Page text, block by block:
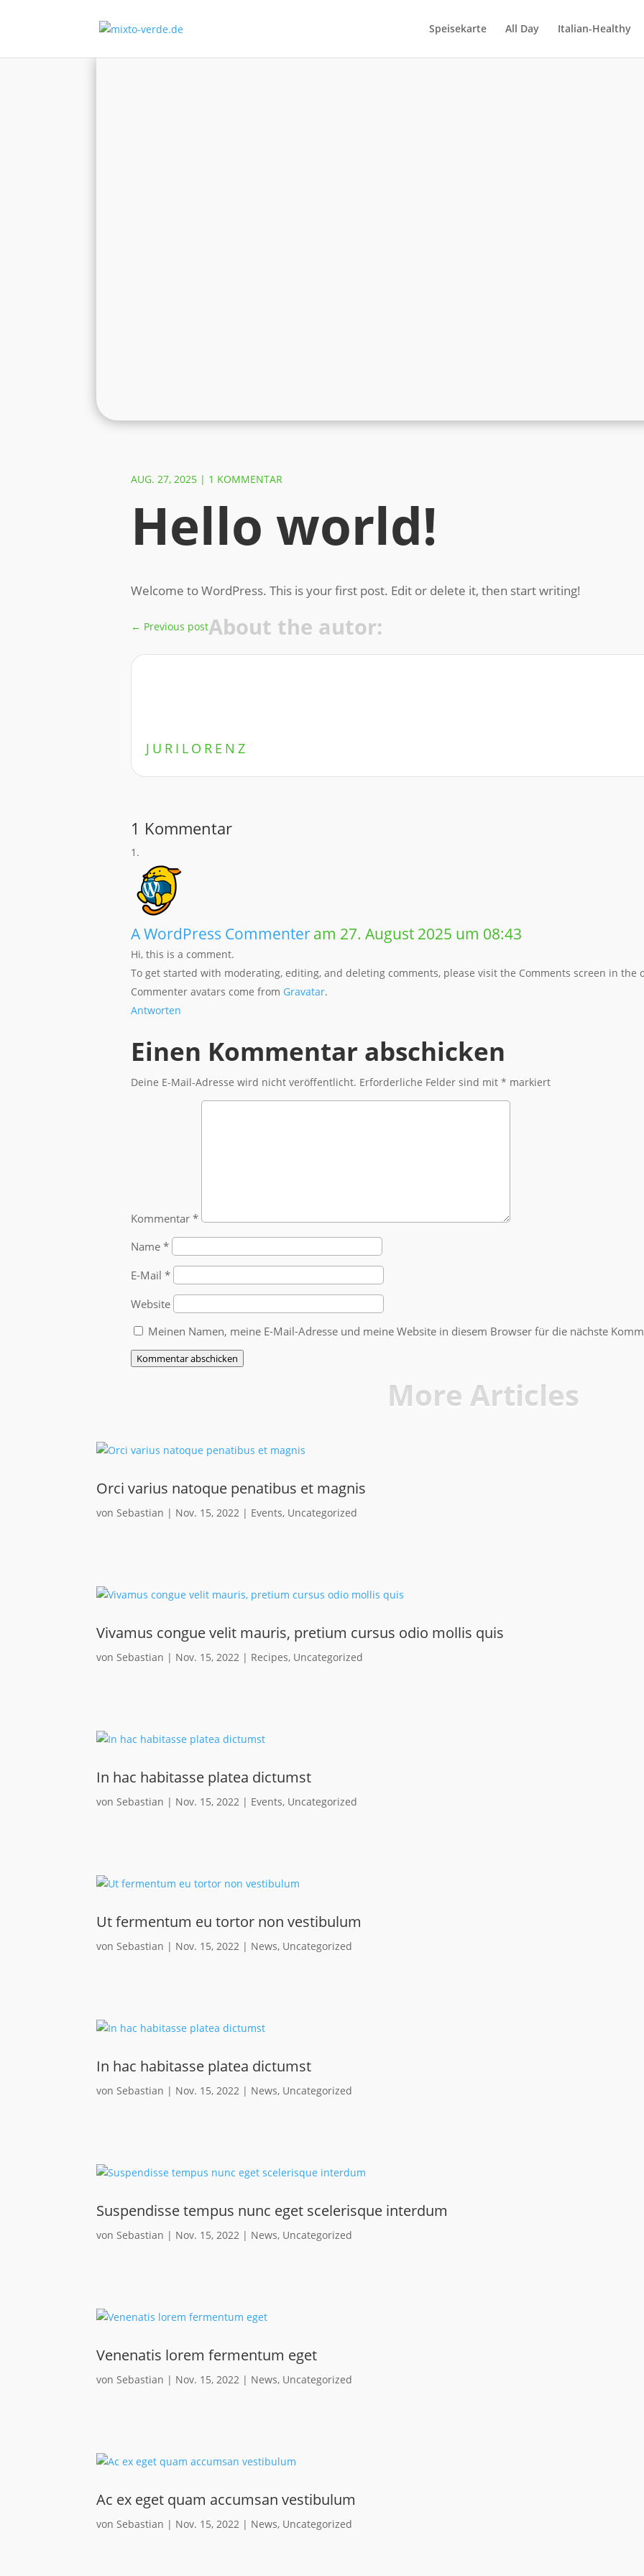
Speisekarte All Day Italian-Healthy
AUG. 27, 2025 | 1 KOMMENTAR
Hello world!
Welcome to WordPress. This is your first post. Edit or delete it, then start writing!
← Previous postAbout the autor:
JURILORENZ
1 Kommentar
A WordPress Commenteram 27. August 2025 um 08:43
Hi, this is a comment.
To get started with moderating, editing, and deleting comments, please visit the Comments screen in the
Commenter avatars come from Gravatar.
Antworten
Einen Kommentar abschicken
Deine E-Mail-Adresse wird nicht veröffentlicht. Erforderliche Felder sind mit * markiert
Kommentar *
Name *
E-Mail *
Website
Meinen Namen, meine E-Mail-Adresse und meine Website in diesem Browser für die nächste
Kommentar abschicken
More Articles
Orci varius natoque penatibus et magnis
von Sebastian | Nov. 15, 2022 | Events, Uncategorized
Vivamus congue velit mauris, pretium cursus odio mollis quis
von Sebastian | Nov. 15, 2022 | Recipes, Uncategorized
In hac habitasse platea dictumst
von Sebastian | Nov. 15, 2022 | Events, Uncategorized
Ut fermentum eu tortor non vestibulum
von Sebastian | Nov. 15, 2022 | News, Uncategorized
In hac habitasse platea dictumst
von Sebastian | Nov. 15, 2022 | News, Uncategorized
Suspendisse tempus nunc eget scelerisque interdum
von Sebastian | Nov. 15, 2022 | News, Uncategorized
Venenatis lorem fermentum eget
von Sebastian | Nov. 15, 2022 | News, Uncategorized
Ac ex eget quam accumsan vestibulum
von Sebastian | Nov. 15, 2022 | News, Uncategorized